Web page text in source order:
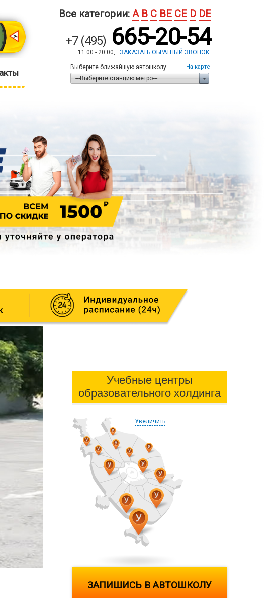
Все категории: A B C BE CE D DE
+7 (495) 665-20-54
11.00 - 20.00, ЗАКАЗАТЬ ОБРАТНЫЙ ЗВОНОК
На карте
Выберите ближайшую автошколу:
---Выберите станцию метро---
Учебные центры
образовательного холдинга
Увеличить
ЗАПИШИСЬ В АВТОШКОЛУ